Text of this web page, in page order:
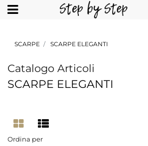
Open
SCARPE SCARPE ELEGANTI
Catalogo Articoli
SCARPE ELEGANTI
Ordina per